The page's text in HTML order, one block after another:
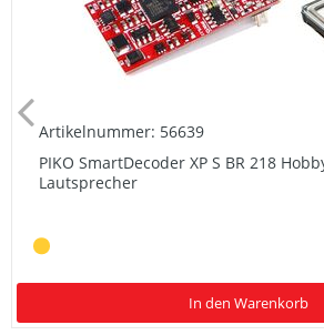
Artikelnummer: 56639
PIKO SmartDecoder XP S BR 218
Lautsprecher
In den Warenkorb